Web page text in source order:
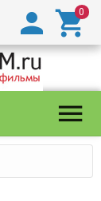


